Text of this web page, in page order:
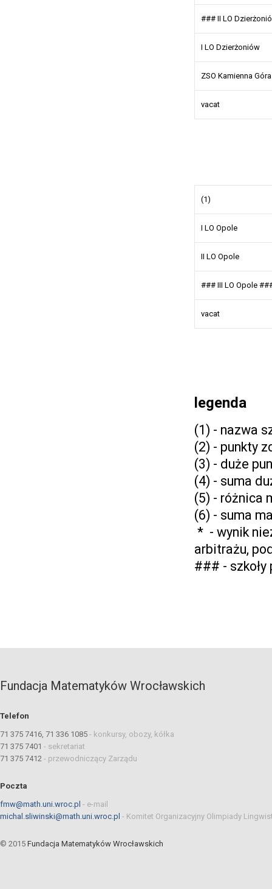
### II LO
I LO Dzierżoniów
ZSO Kamienna Góra
vacat
(1)
I LO Opole
II LO Opole
### III LO Opole
vacat
legenda
(1) - nazwa
(2) - punkty
(3) - duże
(4) - suma
(5) - różnica
(6) - suma
* - wynik
arbitrażu,
### - szkoły
Fundacja Matematyków Wrocławskich
Telefon
71 375 7416, 71 336 1085 - konkursy, obozy, kółka
71 375 7401 - sekretariat
71 375 7412 - przewodniczący Zarządu
Poczta
fmw@math.uni.wroc.pl - e-mail
michal.sliwinski@math.uni.wroc.pl - Komitet Organizacyjny Olimpiady
© 2015 Fundacja Matematyków Wrocławskich